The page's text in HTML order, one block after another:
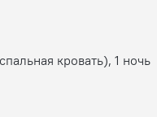
кровать), 1 ночь